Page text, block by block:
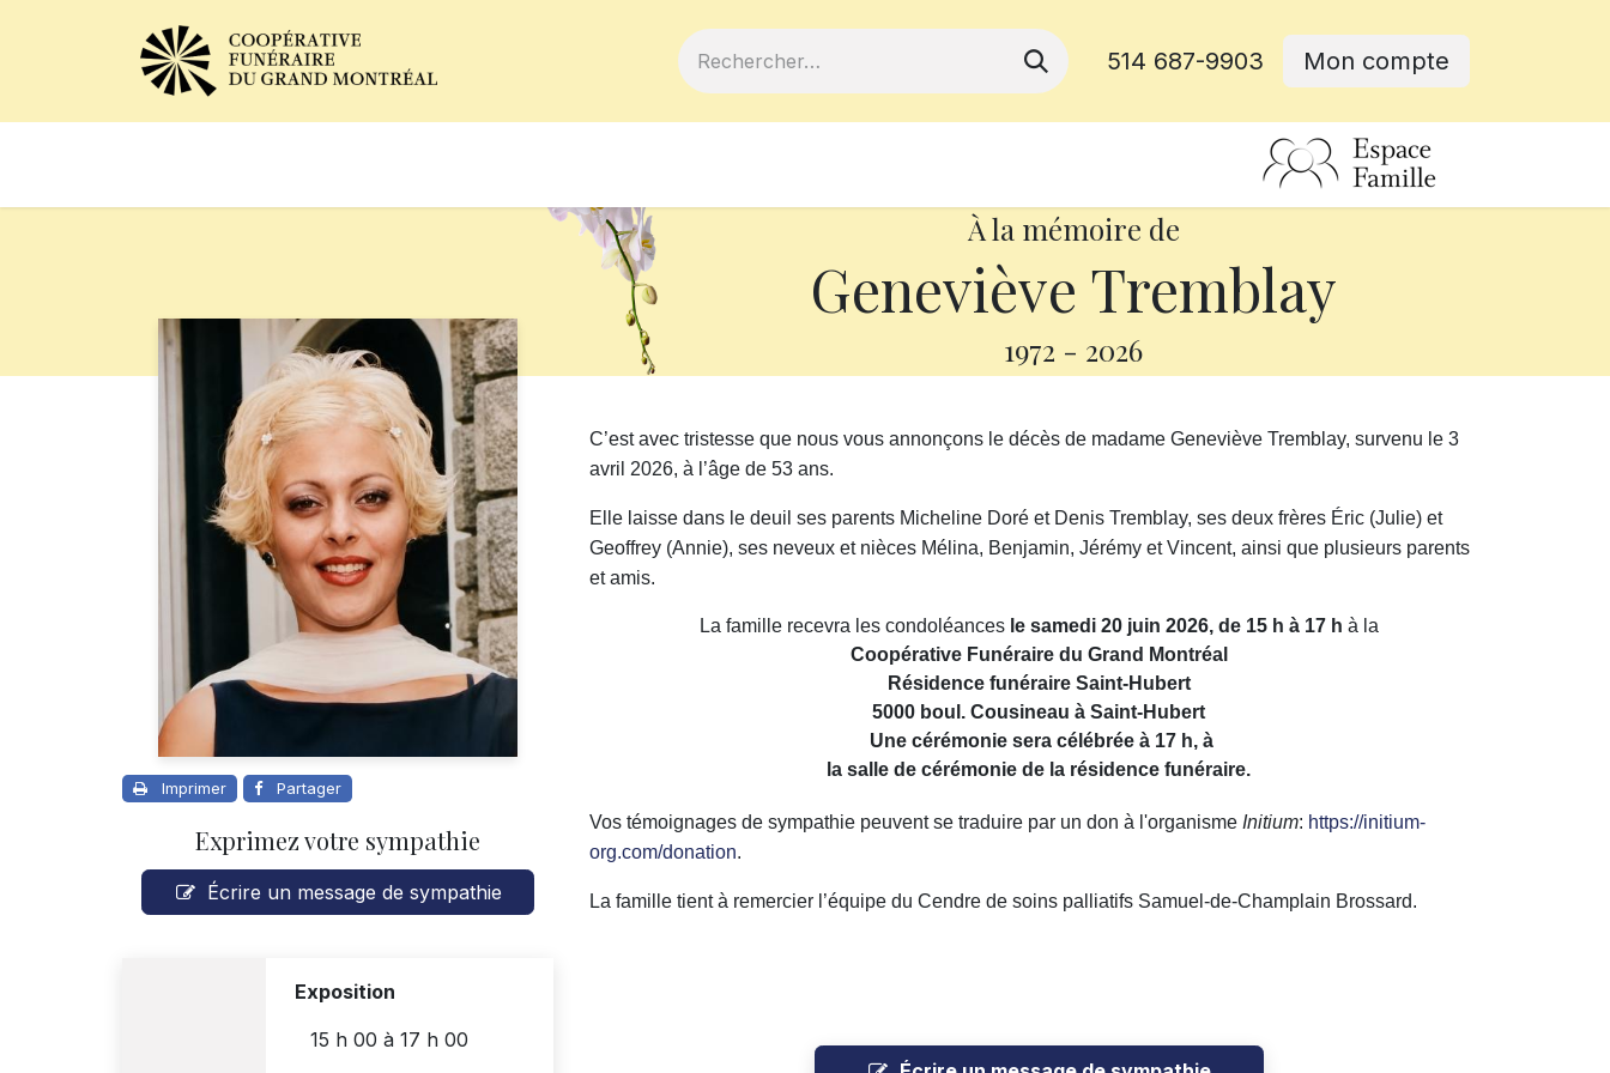
514 687-9903 Mon compte
À la mémoire de
Geneviève Tremblay
1972 - 2026
Imprimer Partager
Exprimez votre sympathie
Écrire un message de sympathie
Exposition
15 h 00 à 17 h 00
C’est avec tristesse que nous vous annonçons le décès de madame Geneviève Tremblay, survenu le 3
avril 2026, à l’âge de 53 ans.
Elle laisse dans le deuil ses parents Micheline Doré et Denis Tremblay, ses deux frères Éric (Julie) et
Geoffrey (Annie), ses neveux et nièces Mélina, Benjamin, Jérémy et Vincent, ainsi que plusieurs parents
et amis.
La famille recevra les condoléances le samedi 20 juin 2026, de 15 h à 17 h à la
Coopérative Funéraire du Grand Montréal
Résidence funéraire Saint-Hubert
5000 boul. Cousineau à Saint-Hubert
Une cérémonie sera célébrée à 17 h, à
la salle de cérémonie de la résidence funéraire.
Vos témoignages de sympathie peuvent se traduire par un don à l'organisme Initium: https://initium-
org.com/donation.
La famille tient à remercier l’équipe du Cendre de soins palliatifs Samuel-de-Champlain Brossard.